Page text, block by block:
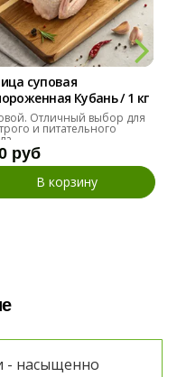
суповая
Кубань / 1 кг
Отличный выбор для
и питательного
руб
В корзину
- насыщенно